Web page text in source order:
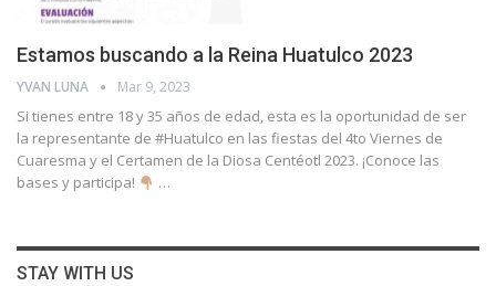
Estamos buscando a la Reina Huatulco 2023
YVAN LUNA Mar 9, 2023
Si tienes entre 18 y 35 años de edad, esta es la oportunidad de ser
la representante de #Huatulco en las fiestas del 4to Viernes de
Cuaresma y el Certamen de la Diosa Centéotl 2023. ¡Conoce las
bases y participa!
…
STAY WITH US